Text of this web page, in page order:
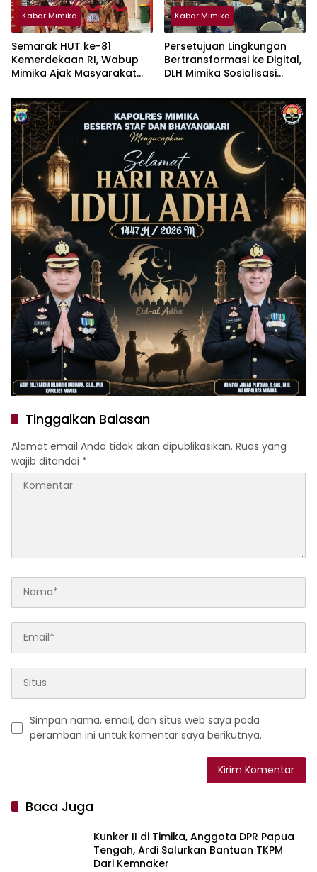
Kabar Mimika
Semarak HUT ke-81
Kemerdekaan RI, Wabup
Mimika Ajak Masyarakat
Keberagaman
Kabar Mimika
Persetujuan Lingkungan
Bertransformasi ke Digital,
DLH Mimika Sosialisasi
Amdalnet Bagi Pelaku
Usaha
Tinggalkan Balasan
Alamat email Anda tidak akan dipublikasikan. Ruas yang
wajib ditandai *
Simpan nama, email, dan situs web saya pada
peramban ini untuk komentar saya berikutnya.
Baca Juga
Kunker II di Timika, Anggota DPR Papua
Tengah, Ardi Salurkan Bantuan TKPM
Dari Kemnaker